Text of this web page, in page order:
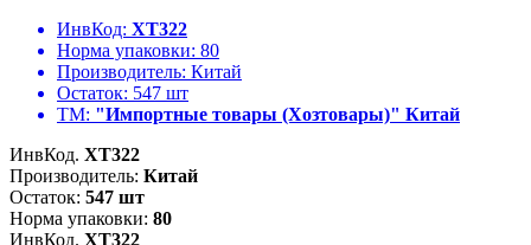
ИнвКод: ХТ322
Норма упаковки: 80
Производитель: Китай
Остаток: 547 шт
ТМ: "Импортные товары (Хозтовары)" Китай
ИнвКод. ХТ322
Производитель: Китай
Остаток: 547 шт
Норма упаковки: 80
ИнвКод. ХТ322